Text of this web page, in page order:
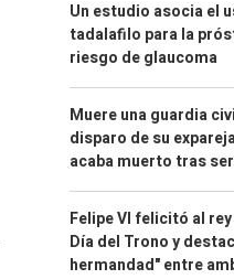
Un estudio asocia el
tadalafilo para la
riesgo de glaucoma
Muere una guardia
disparo de su
acaba muerto tras
Felipe VI felicitó al
Día del Trono y
hermandad" entre